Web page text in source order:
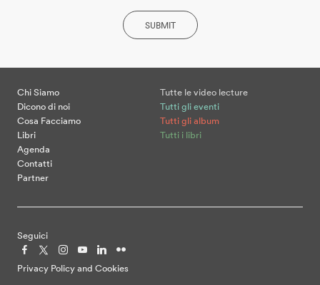
SUBMIT
Chi Siamo
Dicono di noi
Cosa Facciamo
Libri
Agenda
Contatti
Partner
Tutte le video lecture
Tutti gli eventi
Tutti gli album
Tutti i libri
Seguici
Privacy Policy and Cookies